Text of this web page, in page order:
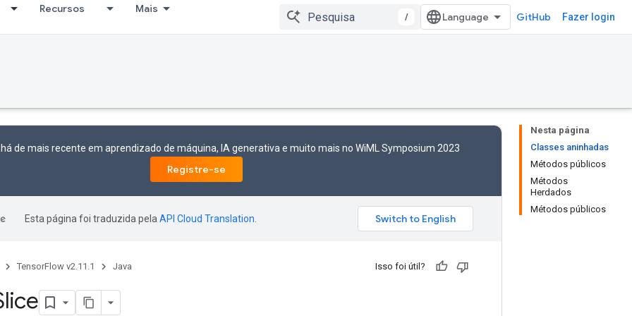
Recursos Mais
/ GitHub Fazer login
Nesta página
Classes aninhadas
Métodos públicos
Métodos
Herdados
Métodos públicos
de mais recente em aprendizado de máquina, IA generativa e muito mais no WiML Symposium 2023
Registre-se
Esta página foi traduzida pela API Cloud Translation
TensorFlow v2.11.1 Java Isso foi útil?